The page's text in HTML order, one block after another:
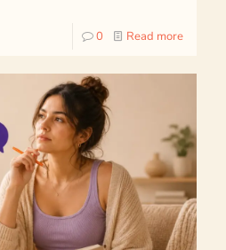
0 Read more